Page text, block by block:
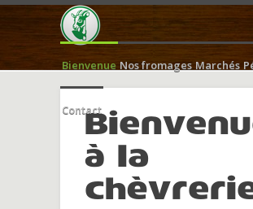
Bienvenue Nos fromages Marchés
Contact
à la